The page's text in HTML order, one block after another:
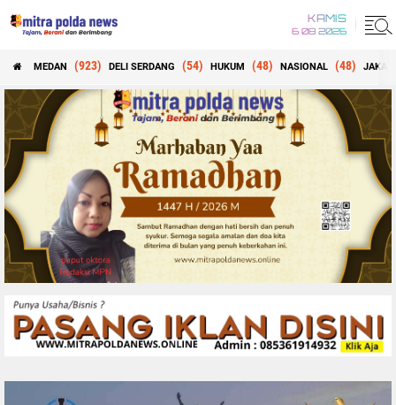
KAMIS
6 08 2026
MEDAN (923) DELI SERDANG (54) HUKUM (48) NASIONAL (48)